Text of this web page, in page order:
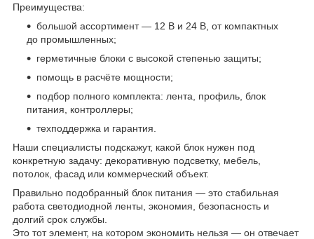
Преимущества:
большой ассортимент — 12 В и 24 В, от компактных
до промышленных;
герметичные блоки с высокой степенью защиты;
помощь в расчёте мощности;
подбор полного комплекта: лента, профиль, блок
питания, контроллеры;
техподдержка и гарантия.
Наши специалисты подскажут, какой блок нужен под
конкретную задачу: декоративную подсветку, мебель,
потолок, фасад или коммерческий объект.
Правильно подобранный блок питания — это стабильная
работа светодиодной ленты, экономия, безопасность и
долгий срок службы.
Это тот элемент, на котором экономить нельзя — он отвечает